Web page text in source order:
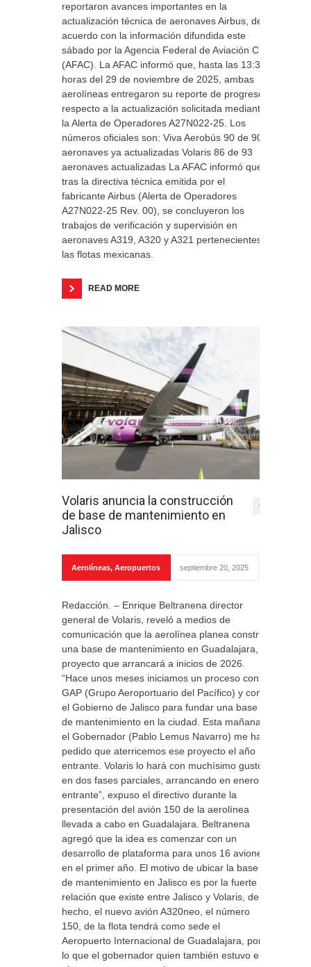
reportaron avances importantes en la
actualización técnica de aeronaves Airbus, de
acuerdo con la información difundida este
sábado por la Agencia Federal de Aviación Civil
(AFAC). La AFAC informó que, hasta las 13:30
horas del 29 de noviembre de 2025, ambas
aerolíneas entregaron su reporte de progreso
respecto a la actualización solicitada mediante
la Alerta de Operadores A27N022-25. Los
números oficiales son: Viva Aerobús 90 de 90
aeronaves ya actualizadas Volaris 86 de 93
aeronaves actualizadas La AFAC informó que,
tras la directiva técnica emitida por el
fabricante Airbus (Alerta de Operadores
A27N022-25 Rev. 00), se concluyeron los
trabajos de verificación y supervisión en
aeronaves A319, A320 y A321 pertenecientes a
las flotas mexicanas.
READ MORE
Volaris anuncia la construcción
de base de mantenimiento en
Jalisco
0
Aerolíneas, Aeropuertos septiembre 20, 2025
Redacción. – Enrique Beltranena director
general de Volaris, reveló a medios de
comunicación que la aerolínea planea construir
una base de mantenimiento en Guadalajara,
proyecto que arrancará a inicios de 2026.
“Hace unos meses iniciamos un proceso con
GAP (Grupo Aeroportuario del Pacífico) y con
el Gobierno de Jalisco para fundar una base
de mantenimiento en la ciudad. Esta mañana
el Gobernador (Pablo Lemus Navarro) me ha
pedido que aterricemos ese proyecto el año
entrante. Volaris lo hará con muchísimo gusto
en dos fases parciales, arrancando en enero
entrante”, expuso el directivo durante la
presentación del avión 150 de la aerolínea
llevada a cabo en Guadalajara. Beltranena
agregó que la idea es comenzar con un
desarrollo de plataforma para unos 16 aviones
en el primer año. El motivo de ubicar la base
de mantenimiento en Jalisco es por la fuerte
relación que existe entre Jalisco y Volaris, de
hecho, el nuevo avión A320neo, el número
150, de la flota tendrá como sede el
Aeropuerto Internacional de Guadalajara, por
lo que el gobernador quien también estuvo en